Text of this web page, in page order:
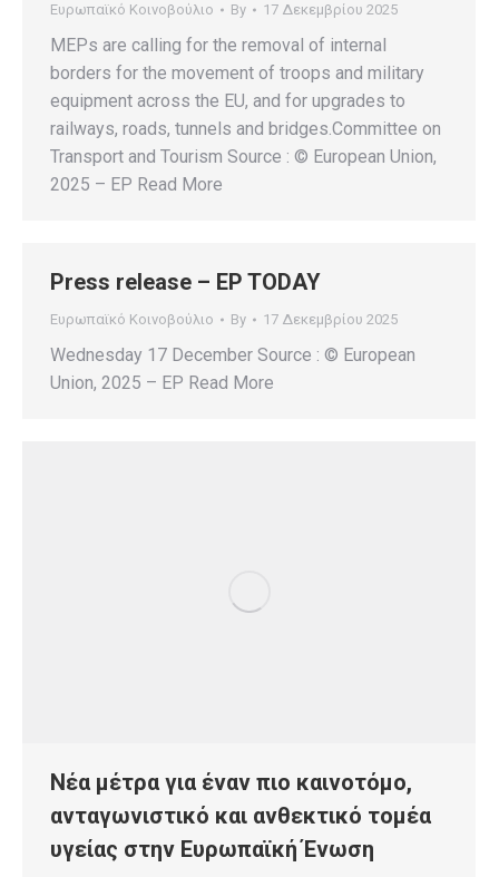
Ευρωπαϊκό Κοινοβούλιο By 17 Δεκεμβρίου 2025
MEPs are calling for the removal of internal
borders for the movement of troops and military
equipment across the EU, and for upgrades to
railways, roads, tunnels and bridges.Committee on
Transport and Tourism Source : © European Union,
2025 – EP Read More
Press release – EP TODAY
Ευρωπαϊκό Κοινοβούλιο By 17 Δεκεμβρίου 2025
Wednesday 17 December Source : © European
Union, 2025 – EP Read More
Νέα μέτρα για έναν πιο καινοτόμο,
ανταγωνιστικό και ανθεκτικό τομέα
υγείας στην Ευρωπαϊκή Ένωση